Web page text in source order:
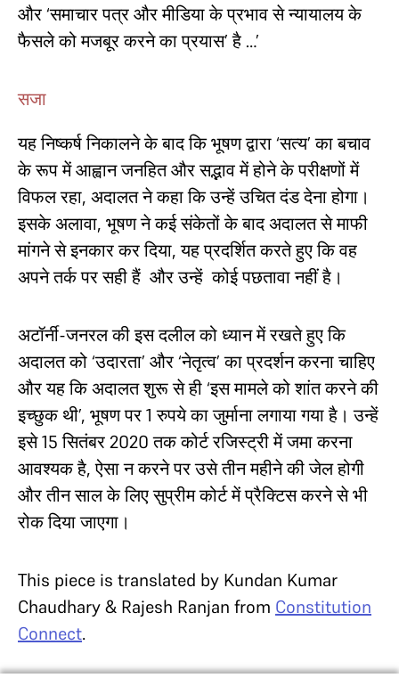
और ‘समाचार पत्र और मीडिया के प्रभाव से न्यायालय के
फैसले को मजबूर करने का प्रयास’ है …’
सजा
यह निष्कर्ष निकालने के बाद कि भूषण द्वारा ‘सत्य’ का बचाव
के रूप में आह्वान जनहित और सद्भाव में होने के परीक्षणों में
विफल रहा, अदालत ने कहा कि उन्हें उचित दंड देना होगा।
इसके अलावा, भूषण ने कई संकेतों के बाद अदालत से माफी
मांगने से इनकार कर दिया, यह प्रदर्शित करते हुए कि वह
अपने तर्क पर सही हैं और उन्हें कोई पछतावा नहीं है।
अटॉर्नी-जनरल की इस दलील को ध्यान में रखते हुए कि
अदालत को ‘उदारता’ और ‘नेतृत्व’ का प्रदर्शन करना चाहिए
और यह कि अदालत शुरू से ही ‘इस मामले को शांत करने की
इच्छुक थी’, भूषण पर 1 रुपये का जुर्माना लगाया गया है। उन्हें
इसे 15 सितंबर 2020 तक कोर्ट रजिस्ट्री में जमा करना
आवश्यक है, ऐसा न करने पर उसे तीन महीने की जेल होगी
और तीन साल के लिए सुप्रीम कोर्ट में प्रैक्टिस करने से भी
रोक दिया जाएगा।
This piece is translated by Kundan Kumar
Chaudhary & Rajesh Ranjan from Constitution
Connect.